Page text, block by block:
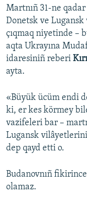
RFE/RS bütün
Martnıñ 31-ne
Donetsk ve
çıqmaq niyetinde –
aqta Ukrayına
idaresiniñ reberi
ayta.
«Büyük ücüm endi
ki, er kes körmey
vazifeleri bar –
Lugansk
dep qayd etti o.
Budanovnıñ
olamaz.